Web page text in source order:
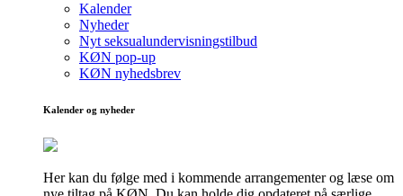
Kalender
Nyheder
Nyt seksualundervisningstilbud
KØN pop-up
KØN nyhedsbrev
Kalender og nyheder
Her kan du følge med i kommende arrangementer og læse om